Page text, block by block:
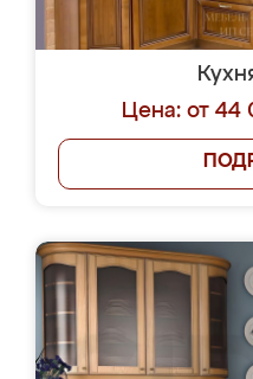
Цена: от 44